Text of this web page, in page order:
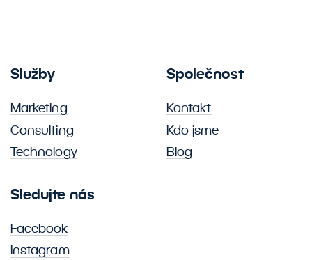
Služby
Marketing
Consulting
Technology
Společnost
Kontakt
Kdo jsme
Blog
Sledujte nás
Facebook
Instagram